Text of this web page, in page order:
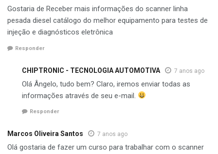
Gostaria de Receber mais informações do scanner linha
pesada diesel catálogo do melhor equipamento para testes de
injeção e diagnósticos eletrônica
Responder
CHIPTRONIC - TECNOLOGIA AUTOMOTIVA 7 anos ago
Olá Ângelo, tudo bem? Claro, iremos enviar todas as
informações através de seu e-mail.
Responder
Marcos Oliveira Santos 7 anos ago
Olá gostaria de fazer um curso para trabalhar com o scanner